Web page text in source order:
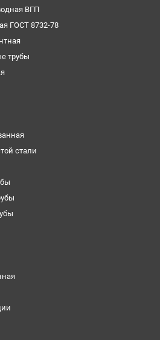
ВГП
ГОСТ 8732-78
трубы
стали